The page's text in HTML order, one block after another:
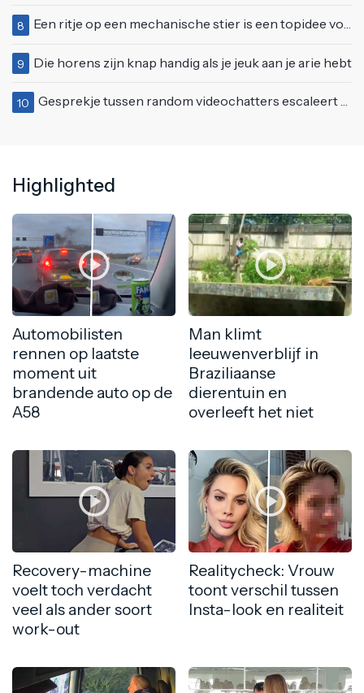
8 Een ritje op een mechanische stier is een topidee voor een eerste date
9 Die horens zijn knap handig als je jeuk aan je arie hebt
10 Gesprekje tussen random videochatters escaleert meteen uit de klauwen
Highlighted
Automobilisten
rennen op laatste
moment uit
brandende auto op de
A58
Man klimt
leeuwenverblijf in
Braziliaanse
dierentuin en
overleeft het niet
Recovery-machine
voelt toch verdacht
veel als ander soort
work-out
Realitycheck: Vrouw
toont verschil tussen
Insta-look en realiteit